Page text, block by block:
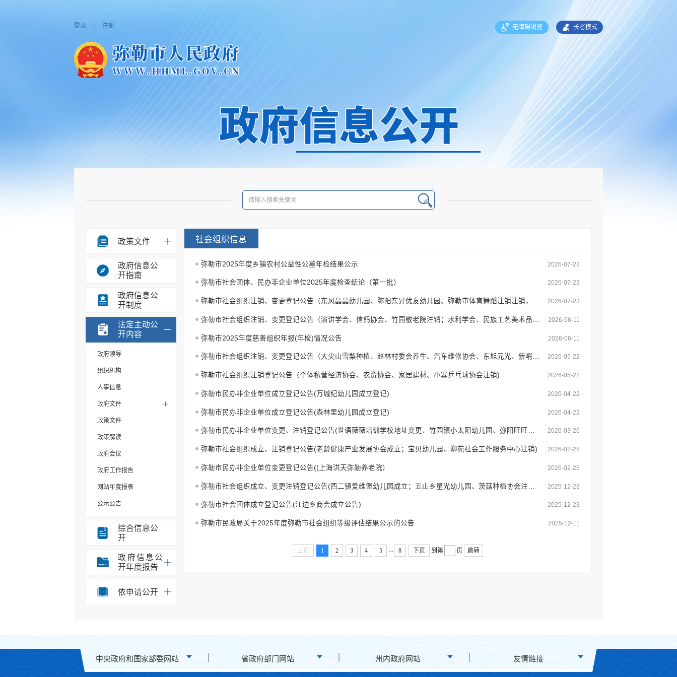
登录 注册 无障碍浏览 长者模式
政策文件
政府信息公
开指南
政府信息公
开制度
法定主动公
开内容
政府领导
组织机构
人事信息
政府文件
政策文件
政策解读
政府会议
政府工作报告
网站年度报表
公示公告
重大决策事项
部门信息公开目录
统计信息
办事统计
安全生产信息公开
环境保护信息公开
综合信息公
开
政府信息公
开年度报告
依申请公开
社会组织信息
弥勒市2025年度乡镇农村公益性公墓年检结果公示 2026-07-23
弥勒市社会团体、民办非企业单位2025年度检查结论（第一批） 2026-07-23
弥勒市社会组织注销、变更登记公告（东风晶晶幼儿园、弥阳东昇优友幼儿园、弥勒市体育舞蹈注销注销，欧莱特幼儿园变更登记） 2026-07-23
2026-06-11
弥勒市2025年度慈善组织年报(年检)情况公告 2026-06-11
弥勒市社会组织注销、变更登记公告（大尖山雪梨种植、赵林村委会养牛、汽车维修协会、东旭元光、新哨镇金贝注销；阳关青少年、向日葵幼儿园变更信息) 2026-05-22
弥勒市社会组织注销登记公告（个体私营经济协会、农资协会、家居建材、小寨乒乓球协会注销) 2026-05-22
弥勒市民办非企业单位成立登记公告(万城纪幼儿园成立登记) 2026-04-22
弥勒市民办非企业单位成立登记公告(森林里幼儿园成立登记) 2026-04-22
弥勒市民办非企业单位变更、注销登记公告(世语薇薇培训学校地址变更、竹园镇小太阳幼儿园、弥阳旺旺幼儿园注销) 2026-03-26
弥勒市社会组织成立、注销登记公告(老龄健康产业发展协会成立；宝贝幼儿园、泖苑社会工作服务中心注销) 2026-02-28
弥勒市民办非企业单位变更登记公告((上海洪天弥勒养老院） 2026-02-25
2025-12-23
弥勒市社会团体成立登记公告(江边乡商会成立公告) 2025-12-23
弥勒市民政局关于2025年度弥勒市社会组织等级评估结果公示的公告 2025-12-11
上页 1 2 3 4 5 ... 8 下页 到第 页 跳转
中央政府和国家部委网站 省政府部门网站 州内政府网站 友情链接